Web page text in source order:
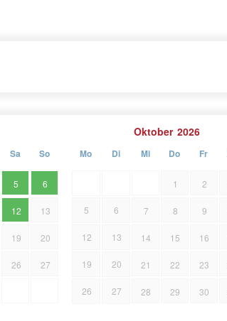
Sa So
5 6
12 13
19 20
26 27
Oktober 2026
Mo Di Mi Do Fr
1 2
5 6 7 8 9
12 13 14 15 16
19 20 21 22 23
26 27 28 29 30